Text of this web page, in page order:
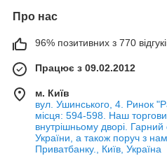
Про нас
96% позитивних з 770
Працює з 09.02.2012
м. Київ
вул. Ушинського, 4. Ринок
місця: 594-598. Наш
внутрішньому дворі.
України, а також поруч з
Приватбанку., Київ, Україна